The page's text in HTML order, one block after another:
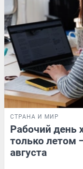
СТРАНА И МИР
Рабочий день
только летом
августа